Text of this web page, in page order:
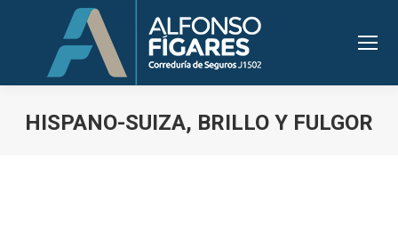
HISPANO-SUIZA, BRILLO Y FULGOR